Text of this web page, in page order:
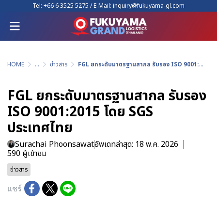
Tel: +66 6 3525 5275 / E-Mail: inquiry@fukuyama-gl.com
HOME ... ข่าวสาร FGL ยกระดับมาตรฐานสากล รับรอง ISO 9001:2015 โดย SGS ประเทศไทย
FGL ยกระดับมาตรฐานสากล รับรอง
ISO 9001:2015 โดย SGS
ประเทศไทย
Surachai Phoonsawatอัพเดทล่าสุด: 18 พ.ค. 2026
590 ผู้เข้าชม
ข่าวสาร
แชร์